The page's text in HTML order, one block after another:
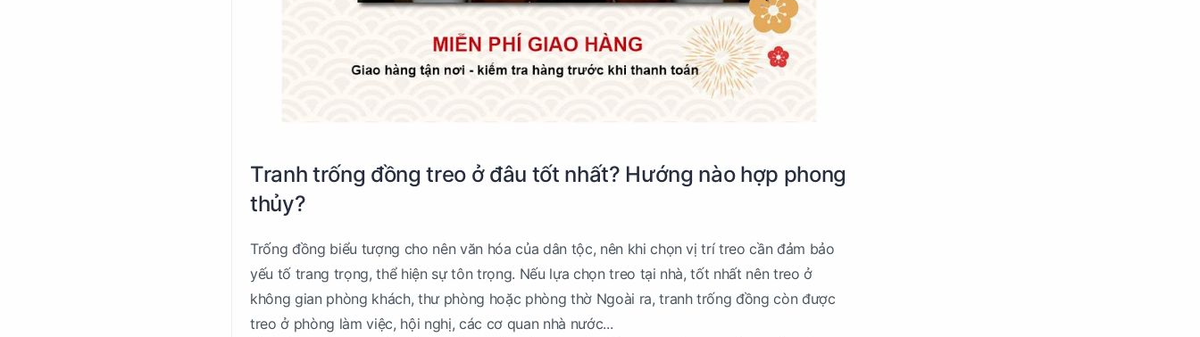
Tranh trống đồng treo ở đâu tốt nhất? Hướng nào hợp phong
thủy?
Trống đồng biểu tượng cho nên văn hóa của dân tộc, nên khi chọn vị trí treo cần đảm bảo
yếu tố trang trọng, thể hiện sự tôn trọng. Nếu lựa chọn treo tại nhà, tốt nhất nên treo ở
không gian phòng khách, thư phòng hoặc phòng thờ Ngoài ra, tranh trống đồng còn được
treo ở phòng làm việc, hội nghị, các cơ quan nhà nước...